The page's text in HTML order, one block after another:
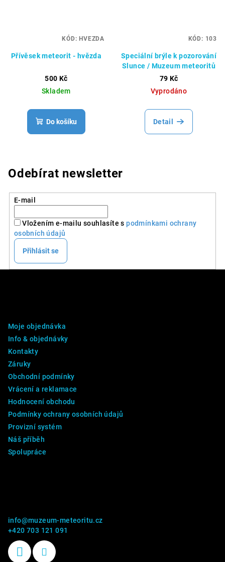
Přívěsek meteorit - hvězda
500 Kč
Skladem
Do košíku
KÓD:HVEZDA
Speciální brýle k pozorování
Slunce / Muzeum meteoritů
79 Kč
Vyprodáno
Detail
KÓD: 103
Odebírat newsletter
E-mail
Vložením e-mailu souhlasíte spodmínkami ochrany
osobních údajů
Přihlásit se
Moje objednávka
Info & objednávky
Kontakty
Záruky
Obchodní podmínky
Vrácení a reklamace
Hodnocení obchodu
Podmínky ochrany osobních údajů
Provizní systém
Náš příběh
Spolupráce
info@muzeum-meteoritu.cz
+420 703 121 091